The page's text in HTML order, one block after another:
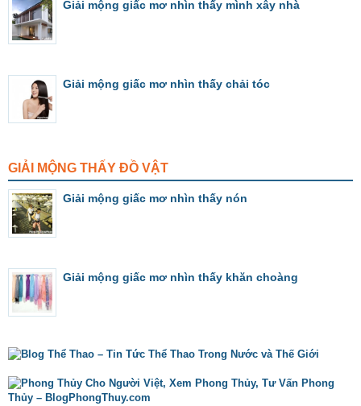
Giải mộng giấc mơ nhìn thấy mình xây nhà
Giải mộng giấc mơ nhìn thấy chải tóc
GIẢI MỘNG THẤY ĐỒ VẬT
Giải mộng giấc mơ nhìn thấy nón
Giải mộng giấc mơ nhìn thấy khăn choàng